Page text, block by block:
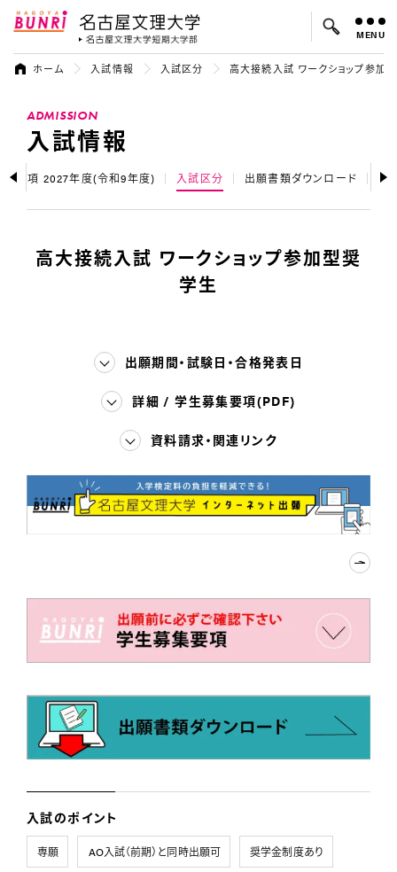
名古屋文理大学 名古屋文理大
よく検索されているキーワード：
MENU
ホーム 入試情報 入試区分 高大接続入試 ワークショップ参加
ADMISSION
入試情報
集要項 2027年度(令和9年度) 入試区分 出願書類ダウンロード 募
高大接続入試 ワークショップ参加型奨
学生
出願期間・試験日・合格発表日
詳細 / 学生募集要項(PDF)
資料請求・関連リンク
入試のポイント
専願 AO入試（前期）と同時出願可 奨学金制度あり